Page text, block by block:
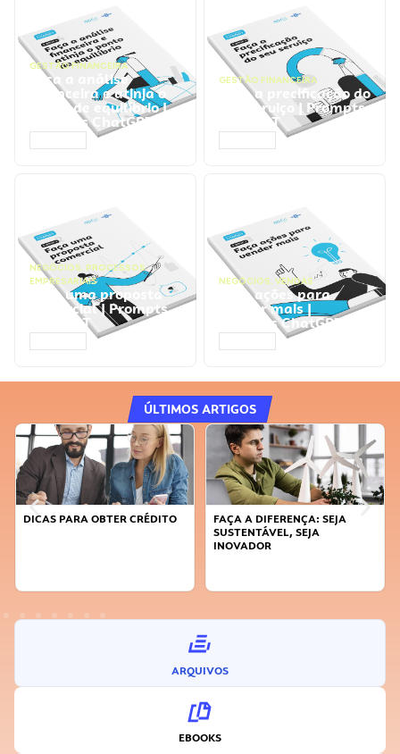
GESTÃO FINANCEIRA
Faça a análise
financeira e atinja o
ponto de equilíbrio |
Prompts ChatGPT
GESTÃO FINANCEIRA
Faça a precificação do
seu serviço | Prompts
ChatGPT
NEGÓCIOS, PROCESSOS
EMPRESARIAIS
Faça uma proposta
comercial | Prompts
ChatGPT
NEGÓCIOS, VENDAS
Faça ações para
vender mais |
Prompts ChatGPT
ÚLTIMOS ARTIGOS
DICAS PARA OBTER CRÉDITO
FAÇA A DIFERENÇA: SEJA
SUSTENTÁVEL, SEJA
INOVADOR
ARQUIVOS
EBOOKS